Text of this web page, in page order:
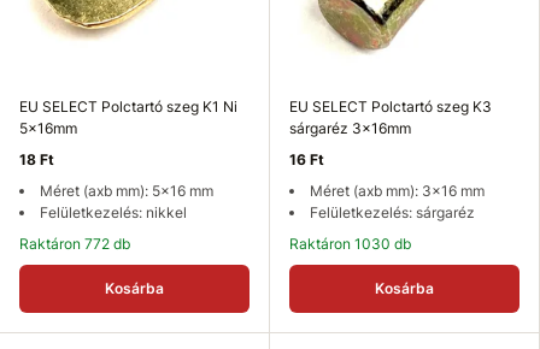
EU SELECT Polctartó szeg K1 Ni
5x16mm
18 Ft
Méret (axb mm): 5x16 mm
Felületkezelés: nikkel
Raktáron 772 db
Kosárba
EU SELECT Polctartó szeg K3
sárgaréz 3x16mm
16 Ft
Méret (axb mm): 3x16 mm
Felületkezelés: sárgaréz
Raktáron 1030 db
Kosárba